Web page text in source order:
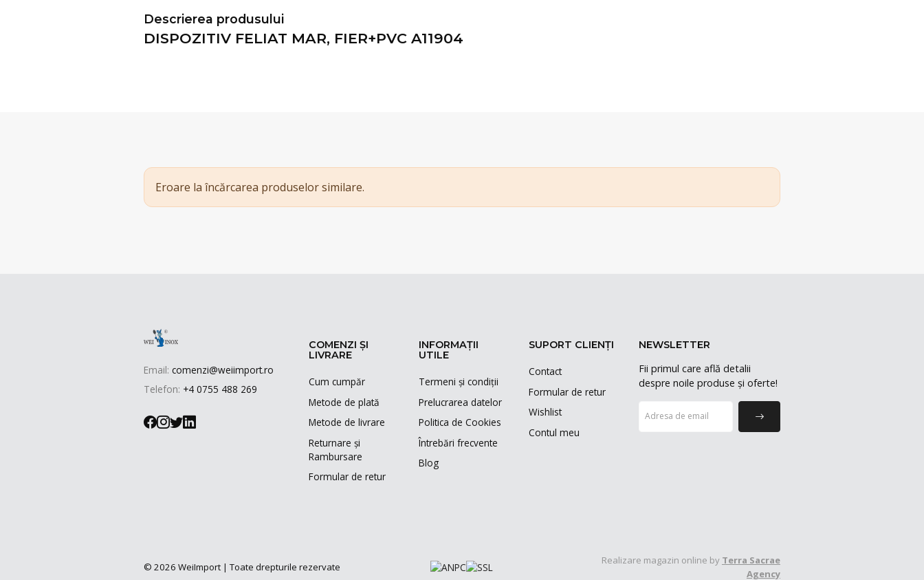
Descrierea produsului
DISPOZITIV FELIAT MAR, FIER+PVC A11904
Eroare la încărcarea produselor similare.
Email: comenzi@weiimport.ro
Telefon: +4 0755 488 269
COMENZI ȘI
LIVRARE
Cum cumpăr
Metode de plată
Metode de livrare
Returnare și
Rambursare
Formular de retur
INFORMAȚII
UTILE
Termeni și condiții
Prelucrarea datelor
Politica de Cookies
Întrebări frecvente
Blog
SUPORT CLIENȚI
Contact
Formular de retur
Wishlist
Contul meu
NEWSLETTER
Fii primul care află detalii
despre noile produse și oferte!
© 2026 WeiImport | Toate drepturile rezervate
Realizare magazin online by Terra Sacrae
Agency